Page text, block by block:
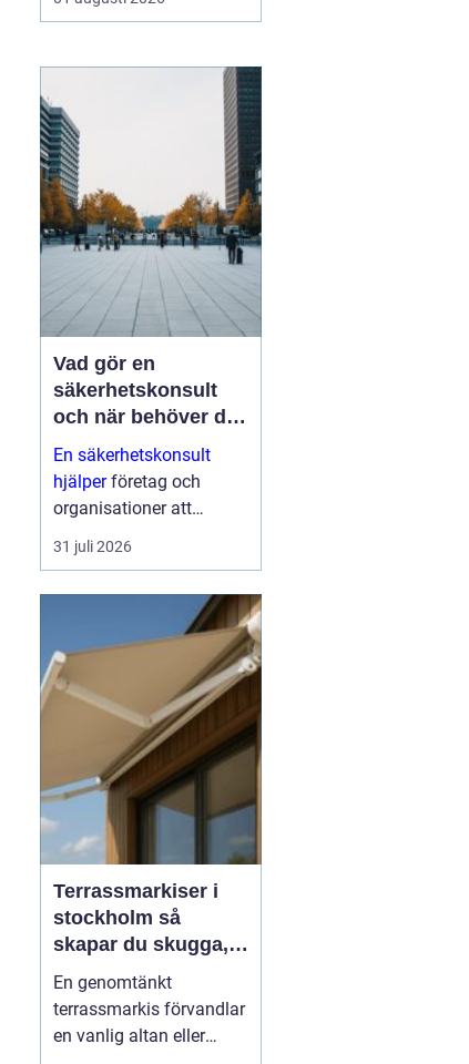
snabba klick på mobilen
har förändrats, men
kärnan är densamma:
mötet mellan säljare
som vill få u...
Vad gör en
säkerhetskonsult
och när behöver du
en?
En säkerhetskonsult
hjälperföretag och
organisationer att
förebygga inbrott,
sabotage och andra
och verksamheter. Fokus
ligger på fysisk säkerhet:
väggar, dörrar, glas, p...
31 juli 2026
Terrassmarkiser i
stockholm så
skapar du skugga,
stil och komfort på
uteplatsen
En genomtänkt
terrassmarkis förvandlar
en vanlig altan eller